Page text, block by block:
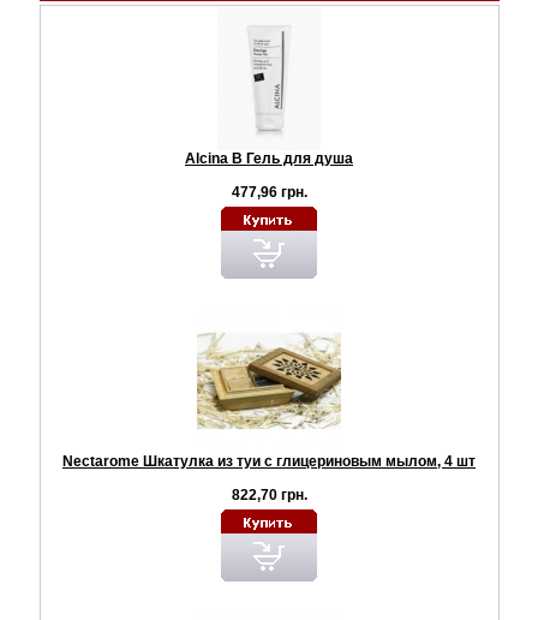
Alcina B Гель для душа
477,96 грн.
Nectarome Шкатулка из туи с глицериновым мылом, 4 шт
822,70 грн.